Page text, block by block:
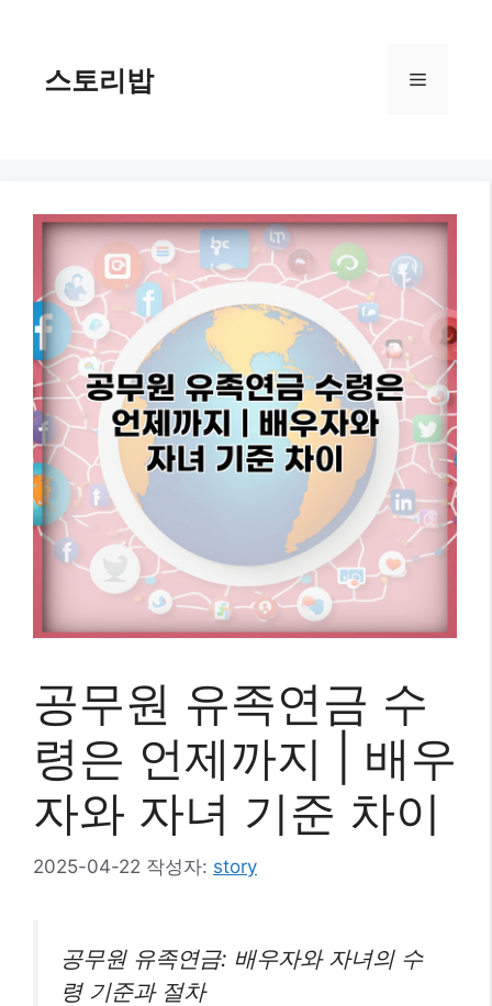
스토리밥 메
공무원 유족연금 수
령은 언제까지 | 배우
자와 자녀 기준 차이
2025-04-22 작성자: story
공무원 유족연금: 배우자와 자녀의 수
령 기준과 절차